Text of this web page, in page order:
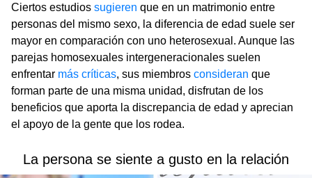
Ciertos estudios sugieren que en un matrimonio entre
personas del mismo sexo, la diferencia de edad suele ser
mayor en comparación con uno heterosexual. Aunque las
parejas homosexuales intergeneracionales suelen
enfrentar más críticas, sus miembros consideran que
forman parte de una misma unidad, disfrutan de los
beneficios que aporta la discrepancia de edad y aprecian
el apoyo de la gente que los rodea.
La persona se siente a gusto en la relación